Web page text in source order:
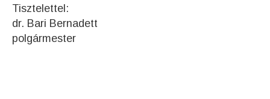
Tisztelettel:
dr. Bari Bernadett
polgármester